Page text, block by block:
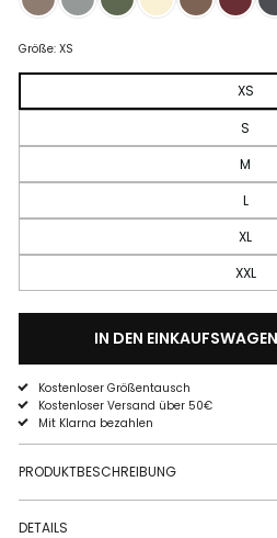
Größe: XS
XS
S
M
L
XL
XXL
IN DEN
Kostenloser Größentausch
Kostenloser Versand über 50€
Mit Klarna bezahlen
PRODUKTBESCHREIBUNG
DETAILS